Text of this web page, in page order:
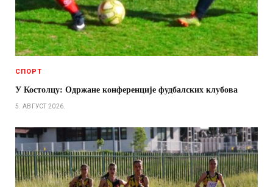
СПОРТ
У Костолцу: Одржане конференције фудбалских клубова
5. АВГУСТ 2026.